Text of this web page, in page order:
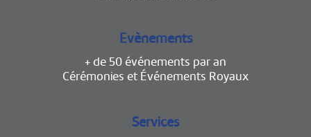
Evènements
+ de 50 événements par an
Cérémonies et Événements Royaux
Services